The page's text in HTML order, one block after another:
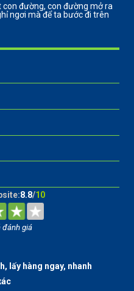
đường, con đường mở ra
ngơi mà để ta bước đi trên
8.8/10
đánh giá
lấy hàng ngay, nhanh